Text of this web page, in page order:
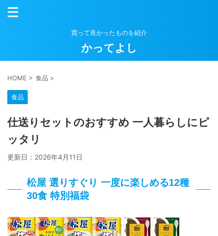
買って良かったものを紹介
かってよし
HOME > 食品 >
食品
仕送りセットのおすすめ 一人暮らしにピ
ッタリ
更新日： 2026年4月11日
松屋 選りすぐり 一度に楽しめる12種
30食 特別福袋